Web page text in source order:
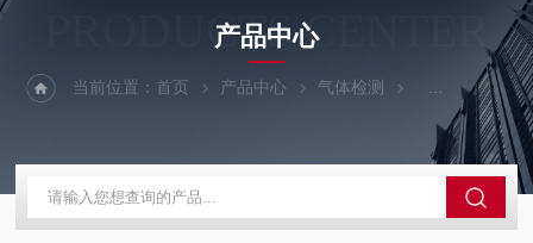
PRODUCTS CENTER
产品中心
当前位置：首页 产品中心 气体检测 燃气检漏仪